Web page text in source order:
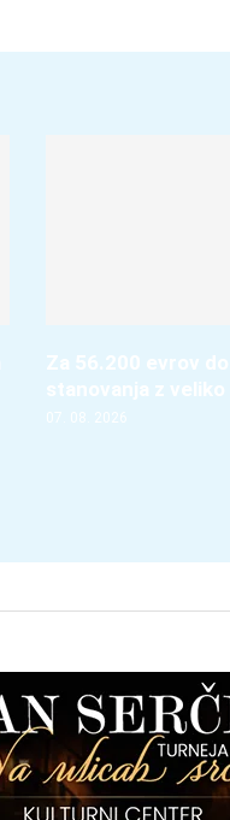
Za 56.200 evrov do
stanovanja z
07. 08. 2026